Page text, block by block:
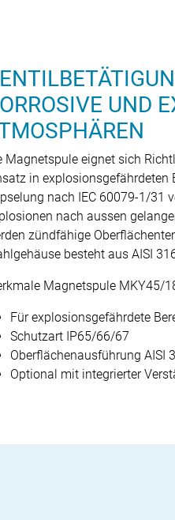
UND
Magnetspule eignet sich
in explosionsgefährdeten
nach IEC 60079-1/31
nach aussen
zündfähige
besteht aus AISI
Magnetspule MKY45/
Für explosionsgefährdete
Schutzart IP65/66/67
Oberflächenausführung AISI
Optional mit integrierter